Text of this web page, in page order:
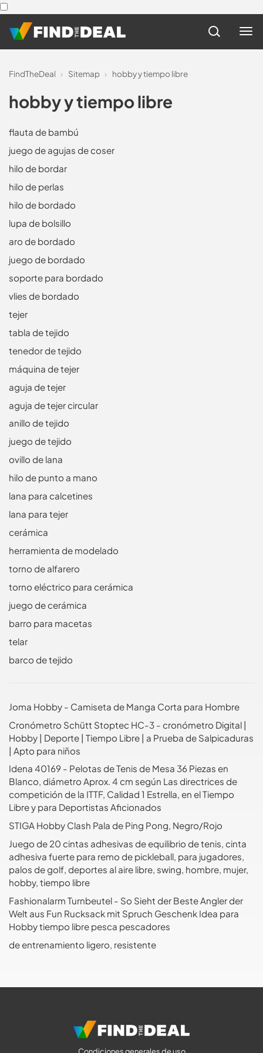
FindTheDeal › Sitemap › hobby y tiempo libre
hobby y tiempo libre
flauta de bambú
juego de agujas de coser
hilo de bordar
hilo de perlas
hilo de bordado
lupa de bolsillo
aro de bordado
juego de bordado
soporte para bordado
vlies de bordado
tejer
tabla de tejido
tenedor de tejido
máquina de tejer
aguja de tejer
aguja de tejer circular
anillo de tejido
juego de tejido
ovillo de lana
hilo de punto a mano
lana para calcetines
lana para tejer
cerámica
herramienta de modelado
torno de alfarero
torno eléctrico para cerámica
juego de cerámica
barro para macetas
telar
barco de tejido
Joma Hobby - Camiseta de Manga Corta para Hombre
Cronómetro Schütt Stoptec HC-3 - cronómetro Digital |
Hobby | Deporte | Tiempo Libre | a Prueba de Salpicaduras
| Apto para niños
Idena 40169 - Pelotas de Tenis de Mesa 36 Piezas en
Blanco, diámetro Aprox. 4 cm según Las directrices de
competición de la ITTF, Calidad 1 Estrella, en el Tiempo
Libre y para Deportistas Aficionados
STIGA Hobby Clash Pala de Ping Pong, Negro/Rojo
Juego de 20 cintas adhesivas de equilibrio de tenis, cinta
adhesiva fuerte para remo de pickleball, para jugadores,
palos de golf, deportes al aire libre, swing, hombre, mujer,
hobby, tiempo libre
Fashionalarm Turnbeutel - So Sieht der Beste Angler der
Welt aus Fun Rucksack mit Spruch Geschenk Idea para
Hobby tiempo libre pesca pescadores
de entrenamiento ligero, resistente
Condiciones generales de uso